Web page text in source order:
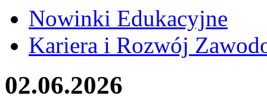
Nowinki Edukacyjne
Kariera i Rozwój
02.06.2026